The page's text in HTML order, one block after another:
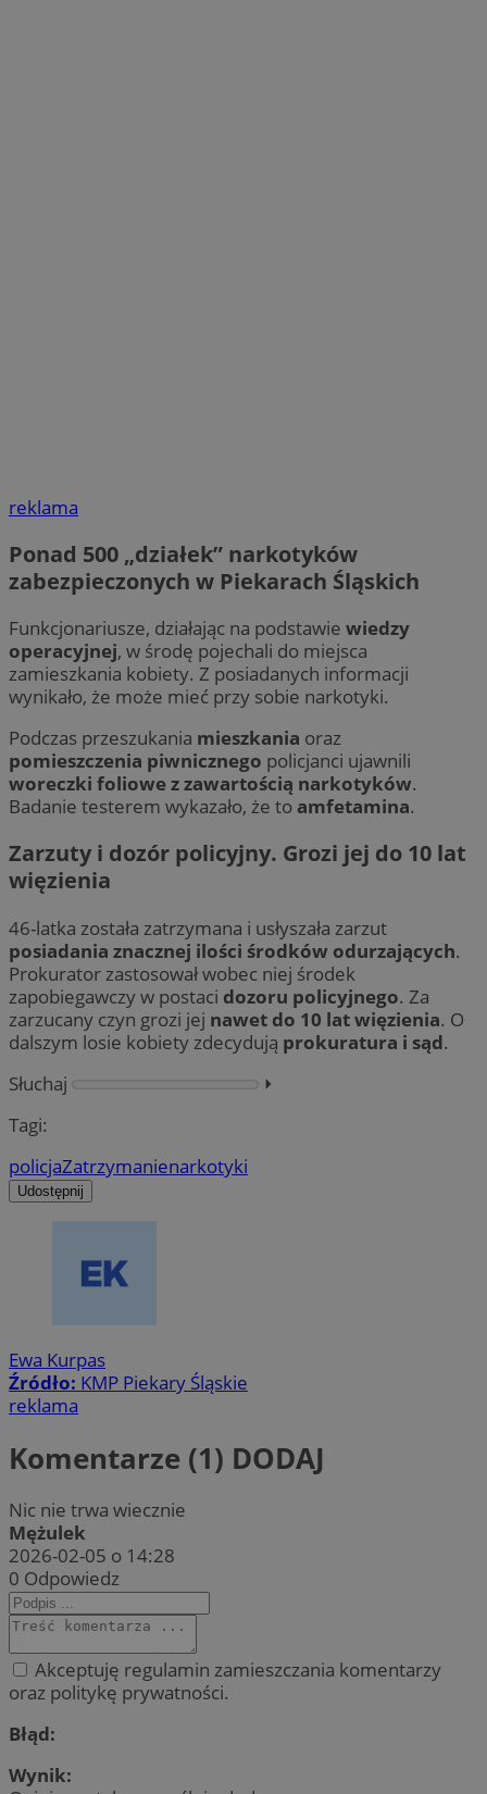
reklama
Ponad 500 „działek” narkotyków
zabezpieczonych w Piekarach Śląskich
Funkcjonariusze, działając na podstawie wiedzy
operacyjnej, w środę pojechali do miejsca
zamieszkania kobiety. Z posiadanych informacji
wynikało, że może mieć przy sobie narkotyki.
Podczas przeszukania mieszkania oraz
pomieszczenia piwnicznego policjanci ujawnili
woreczki foliowe z zawartością narkotyków.
Badanie testerem wykazało, że to amfetamina.
Zarzuty i dozór policyjny. Grozi jej do 10 lat
więzienia
46-latka została zatrzymana i usłyszała zarzut
posiadania znacznej ilości środków odurzających.
Prokurator zastosował wobec niej środek
zapobiegawczy w postaci dozoru policyjnego. Za
zarzucany czyn grozi jej nawet do 10 lat więzienia. O
dalszym losie kobiety zdecydują prokuratura i sąd.
Słuchaj
⏵︎
Tagi:
policjaZatrzymanienarkotyki
Udostępnij
Ewa Kurpas
Źródło: KMP Piekary Śląskie
reklama
Komentarze (1) DODAJ
Nic nie trwa wiecznie
Mężulek
2026-02-05 o 14:28
0 Odpowiedz
Akceptuję regulamin zamieszczania komentarzy
oraz politykę prywatności.
Błąd:
Wynik: